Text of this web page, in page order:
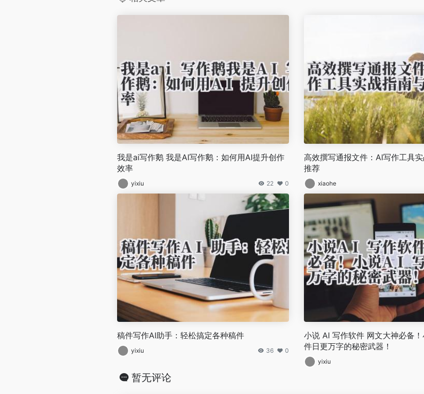
我是ai写作鹅 我是AI写作鹅：如何用AI提升创作
效率
yixiu 22 0
高效撰写通报文件：AI写作工具
推荐
xiaohe
稿件写作AI助手：轻松搞定各种稿件
yixiu 36 0
小说 AI 写作软件 网文大神必备
件日更万字的秘密武器！
yixiu
暂无评论